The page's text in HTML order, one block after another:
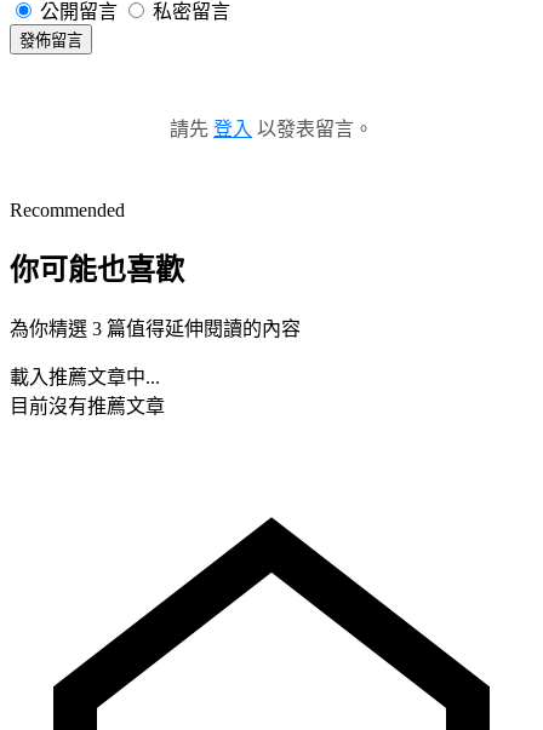
公開留言 私密留言
發佈留言
請先 登入 以發表留言。
Recommended
你可能也喜歡
為你精選 3 篇值得延伸閱讀的內容
載入推薦文章中...
目前沒有推薦文章